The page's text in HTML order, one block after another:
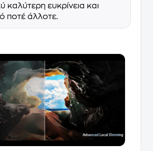
καλύτερη ευκρίνεια και
ποτέ άλλοτε.